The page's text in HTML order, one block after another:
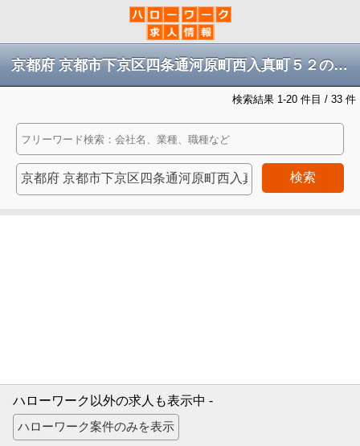
京都府 京都市下京区四条通河原町西入真町５２の求人
検索結果 1-20 件目 / 33 件
検索
ハローワーク以外の求人も表示中 -